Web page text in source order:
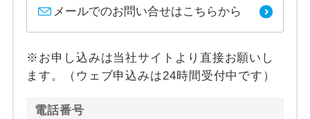
メールでのお問い合せはこちらから
※お申し込みは当社サイトより直接お願いし
ます。（ウェブ申込みは24時間受付中です）
電話番号